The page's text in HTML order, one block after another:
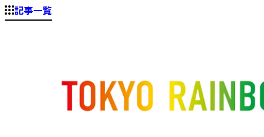
記事一覧